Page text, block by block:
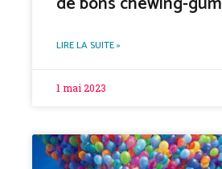
LIRE LA SUITE »
1 mai 2023